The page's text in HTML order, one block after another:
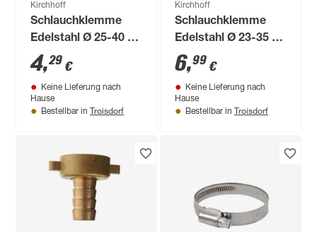
Kirchhoff
Schlauchklemme
Edelstahl Ø 25-40 x
12 mm, für 1 1/4"
4,29 €
Keine Lieferung nach
Hause
Bestellbar in Troisdorf
Kirchhoff
Schlauchklemme
Edelstahl Ø 23-35 x
9 mm mit Flügelgriff,
2 Stück
6,99 €
Keine Lieferung nach
Hause
Bestellbar in Troisdorf